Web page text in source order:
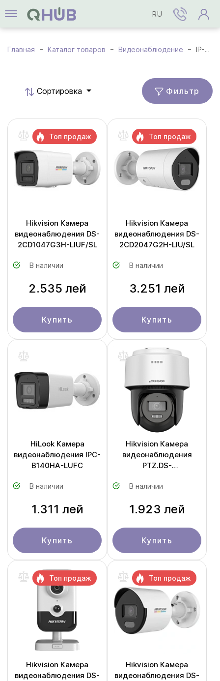
RU
Главная Каталог товаров Видеонаблюдение IP-камеры
Cортировка Фильтр
Hikvision Камера
видеонаблюдения DS-
2CD1047G3H-LIUF/SL
В наличии
2.535 лей
Купить
Топ продаж
Hikvision Камера
видеонаблюдения DS-
2CD2047G2H-LIU/SL
В наличии
3.251 лей
Купить
Топ продаж
HiLook Камера
видеонаблюдения IPC-
B140HA-LUFC
В наличии
1.311 лей
Купить
Hikvision Камера
видеонаблюдения
PTZ.DS-
В наличии
1.923 лей
Купить
Hikvision Камера
видеонаблюдения DS-
Топ продаж
Hikvision Камера
видеонаблюдения DS-
Топ продаж